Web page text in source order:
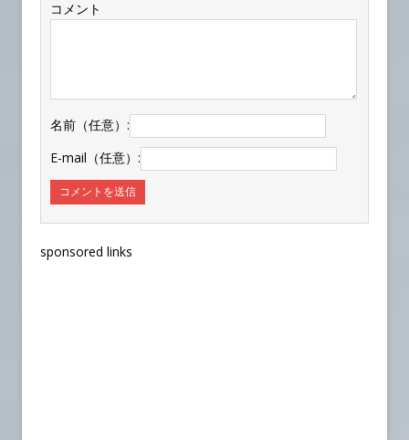
コメント
名前（任意）:
E-mail（任意）:
sponsored links